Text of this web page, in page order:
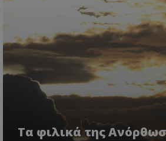
Τα φιλικά της